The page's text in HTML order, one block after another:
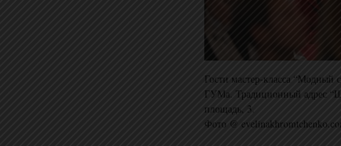
Гости мастер-класса “Модный
ГУМа. Традиционный адрес
площадь, 3.
Фото @